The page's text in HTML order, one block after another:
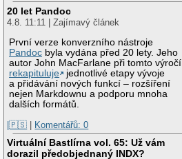
20 let Pandoc
4.8. 11:11 | Zajímavý článek
První verze konverzního nástroje
Pandoc byla vydána před 20 lety. Jeho
autor John MacFarlane při tomto výročí
rekapituluje
jednotlivé etapy vývoje
a přidávání nových funkcí – rozšíření
nejen Markdownu a podporu mnoha
dalších formátů.
|🇵🇸 | Komentářů: 0
Virtuální Bastlírna vol. 65: Už vám
dorazil předobjednaný INDX?